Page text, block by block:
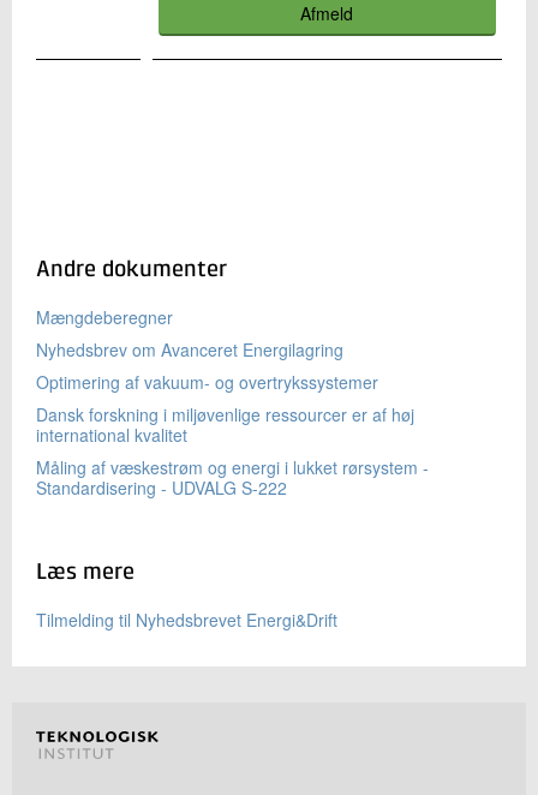
Andre dokumenter
Mængdeberegner
Nyhedsbrev om Avanceret Energilagring
Optimering af vakuum- og overtrykssystemer
Dansk forskning i miljøvenlige ressourcer er af høj
international kvalitet
Måling af væskestrøm og energi i lukket rørsystem -
Standardisering - UDVALG S-222
Læs mere
Tilmelding til Nyhedsbrevet Energi&Drift